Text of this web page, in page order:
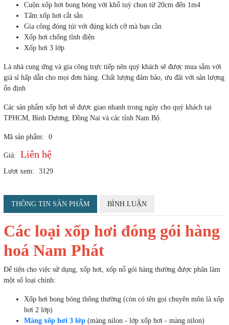
Cuộn xốp hơi bong bóng với khổ tuỳ chọn từ 20cm đến 1m4
Tấm xốp hơi cắt sẵn
Gia công đóng túi với đúng kích cỡ mà bạn cần
Xốp hơi chống tĩnh điện
Xốp hơi 3 lớp
Là nhà cung ứng và gia công trực tiếp nên quý khách sẽ được mua sắm với
giá sỉ hấp dẫn cho mọi đơn hàng. Chất lượng đảm bảo, ưu đãi với sản lượng
ổn định
Các sản phẩm xốp hơi sẽ được giao nhanh trong ngày cho quý khách tại
TPHCM, Bình Dương, Đồng Nai và các tỉnh Nam Bộ.
Mã sản phẩm: 0
Giá: Liên hệ
Lượt xem: 3129
THÔNG TIN SẢN PHẨM BÌNH LUẬN
Các loại xốp hơi đóng gói hàng
hoá Nam Phát
Để tiện cho việc sử dụng, xốp hơi, xốp nổ gói hàng thường được phân làm
một số loại chính:
Xốp hơi bong bóng thông thường (còn có tên gọi chuyên môn là xốp
hơi 2 lớp)
Màng xốp hơi 3 lớp(màng nilon - lớp xốp hơi - màng nilon)